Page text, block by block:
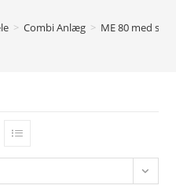
> Combi Anlæg > ME 80 med